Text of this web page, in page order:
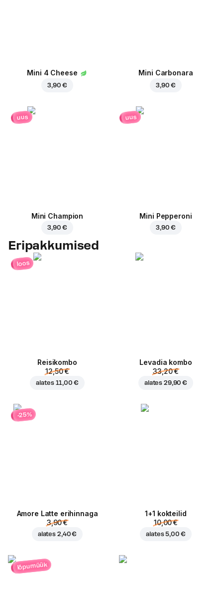
Mini 4 Cheese
3,90 €
Mini Carbonara
3,90 €
uus
Mini Champion
3,90 €
uus
Mini Pepperoni
3,90 €
Eripakkumised
loos
Reisikombo
12,50 €
alates 11,00 €
Levadia kombo
33,20 €
alates 29,90 €
-25%
Amore Latte erihinnaga
3,90 €
alates 2,40 €
1+1 kokteilid
10,00 €
alates5,00 €
lõpumüük